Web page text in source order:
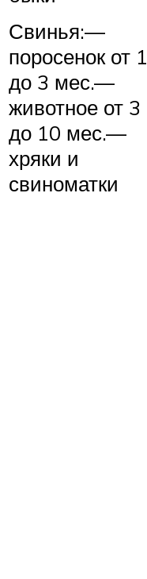
Свинья:—
поросенок от 1
до 3 мес.—
животное от 3
до 10 мес.—
хряки и
свиноматки